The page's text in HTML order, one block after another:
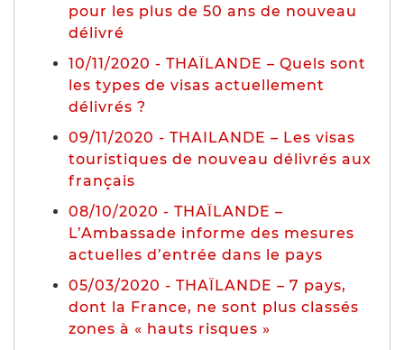
pour les plus de 50 ans de nouveau
délivré
10/11/2020 - THAÏLANDE – Quels sont
les types de visas actuellement
délivrés ?
09/11/2020 - THAILANDE – Les visas
touristiques de nouveau délivrés aux
français
08/10/2020 - THAÏLANDE –
L’Ambassade informe des mesures
actuelles d’entrée dans le pays
05/03/2020 - THAÏLANDE – 7 pays,
dont la France, ne sont plus classés
zones à « hauts risques »